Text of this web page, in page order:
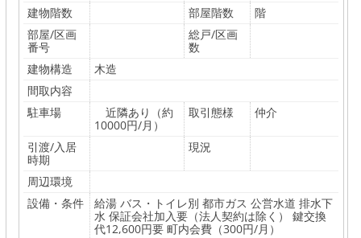
建物階数
部屋階数
階
部屋/区画
番号
総戸/区画
数
建物構造
木造
間取内容
駐車場
近隣あり（約
10000円/月）
取引態様 仲介
引渡/入居
時期
現況
周辺環境
設備・条件
給湯 バス・トイレ別 都市ガス 公営水道 排水下
水 保証会社加入要（法人契約は除く） 鍵交換
代12,600円要 町内会費（300円/月）